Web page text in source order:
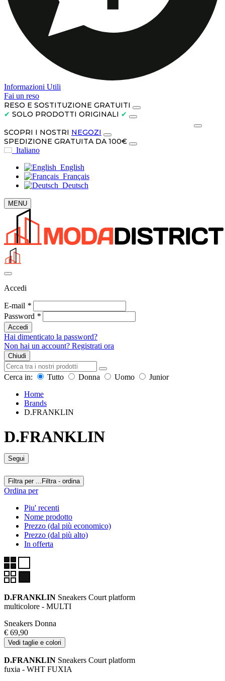
Informazioni Utili
Fai un reso
RESO E SOSTITUZIONE GRATUITI
✔ SOLO PRODOTTI ORIGINALI ✔
SCOPRI I NOSTRI NEGOZI
SPEDIZIONE GRATUITA DA 100€
Italiano
English
Français
Deutsch
MENU
Accedi
E-mail *
Password *
Accedi
Hai dimenticato la password?
Non hai un account? Registrati ora
Chiudi
Cerca in: Tutto Donna Uomo
Junior
Home
Brands
D.FRANKLIN
D.FRANKLIN
Segui
Filtra per ... Filtra - ordina
Ordina per
Piu' recenti
Nome prodotto
Prezzo (dal più economico)
Prezzo (dal più alto)
In offerta
D.FRANKLIN Sneakers Court platform
multicolore - MULTI
Sneakers Donna
€ 69,90
Vedi taglie e colori
D.FRANKLIN Sneakers Court platform
fuxia - WHT FUXIA